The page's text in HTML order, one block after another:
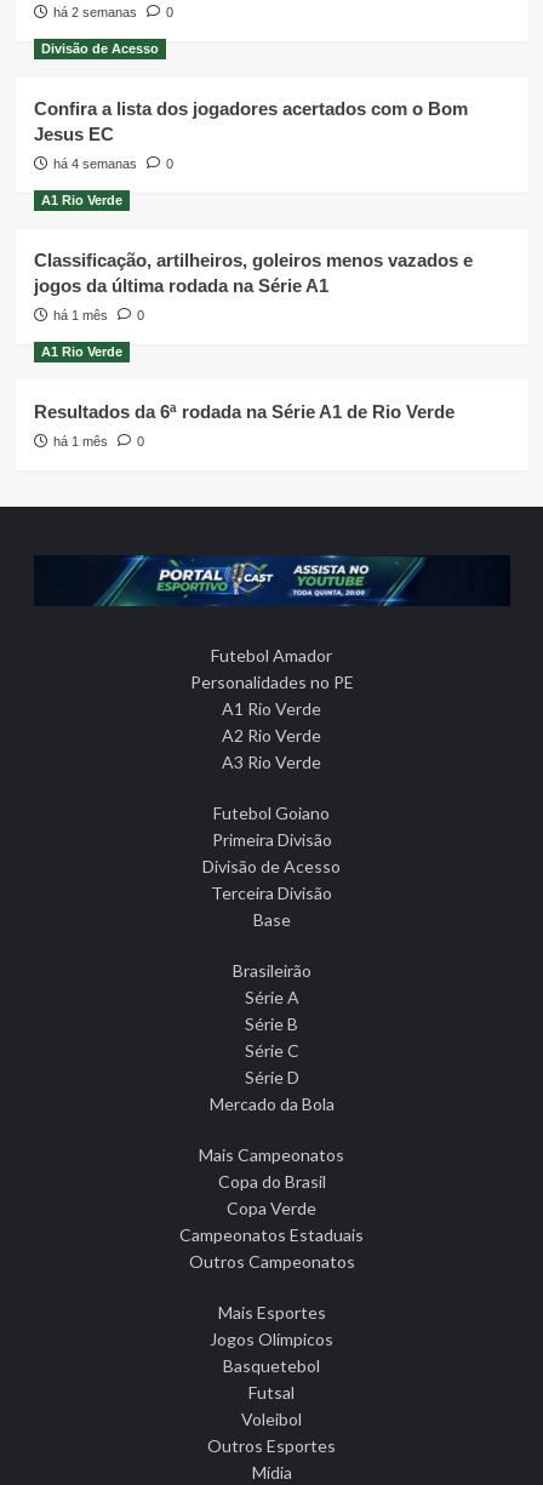
há 2 semanas 0
Divisão de Acesso
Confira a lista dos jogadores acertados com o Bom
Jesus EC
há 4 semanas 0
A1 Rio Verde
Classificação, artilheiros, goleiros menos vazados e
jogos da última rodada na Série A1
há 1 mês 0
A1 Rio Verde
Resultados da 6ª rodada na Série A1 de Rio Verde
há 1 mês 0
Futebol Amador
Personalidades no PE
A1 Rio Verde
A2 Rio Verde
A3 Rio Verde
Futebol Goiano
Primeira Divisão
Divisão de Acesso
Terceira Divisão
Base
Brasileirão
Série A
Série B
Série C
Série D
Mercado da Bola
Mais Campeonatos
Copa do Brasil
Copa Verde
Campeonatos Estaduais
Outros Campeonatos
Mais Esportes
Jogos Olímpicos
Basquetebol
Futsal
Voleibol
Outros Esportes
Mídia